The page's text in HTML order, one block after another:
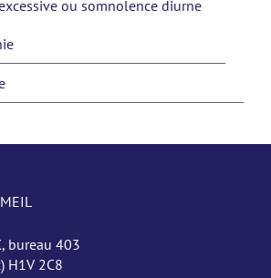
ou somnolence diurne
bureau 403
H1V 2C8